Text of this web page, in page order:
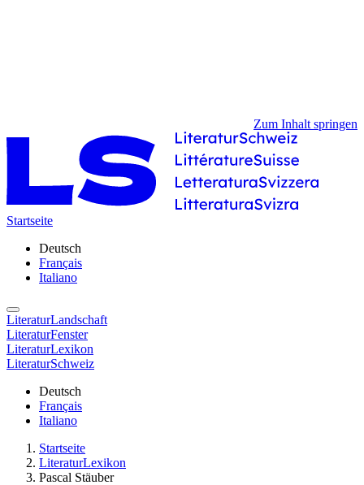
Zum Inhalt springen
Startseite
Deutsch
Français
Italiano
LiteraturLandschaft
LiteraturFenster
LiteraturLexikon
LiteraturSchweiz
Deutsch
Français
Italiano
Startseite
LiteraturLexikon
Pascal Stäuber